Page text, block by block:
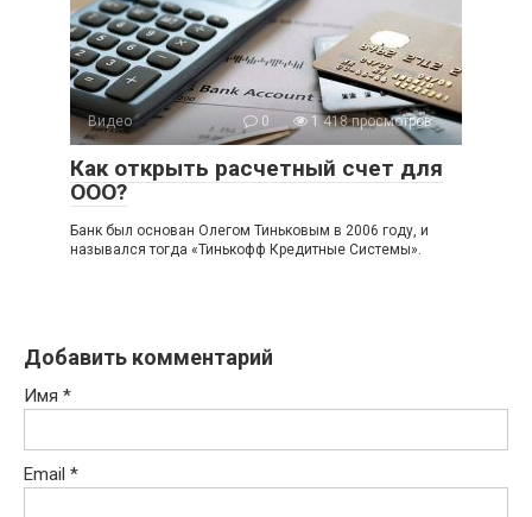
Видео 0 1 418 просмотров
Как открыть расчетный счет для
ООО?
Банк был основан Олегом Тиньковым в 2006 году, и
назывался тогда «Тинькофф Кредитные Системы».
Добавить комментарий
Имя *
Email *